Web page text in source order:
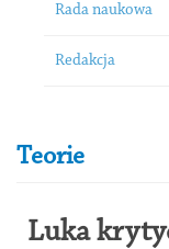
Rada naukowa
Redakcja
Teorie
Luka